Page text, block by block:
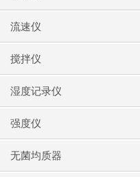
流速仪
搅拌仪
湿度记录仪
强度仪
无菌均质器